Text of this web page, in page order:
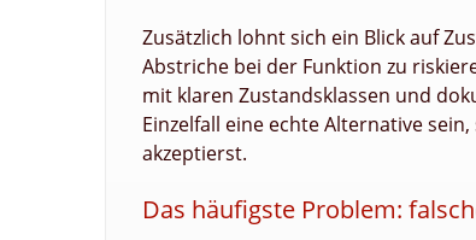
Zusätzlich lohnt sich ein Blick auf
Abstriche bei der Funktion zu
mit klaren Zustandsklassen und
Einzelfall eine echte Alternative
akzeptierst.
Das häufigste Problem: